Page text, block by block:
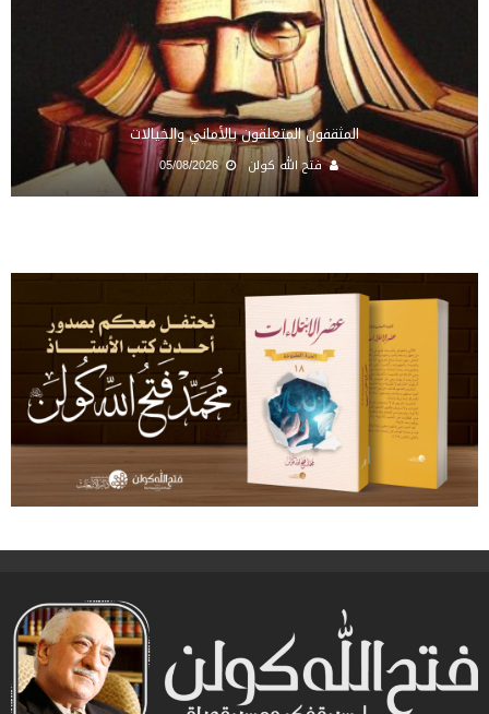
المثقفون المتعلقون بالأماني والخيالات
فتح الله كولن 05/08/2026